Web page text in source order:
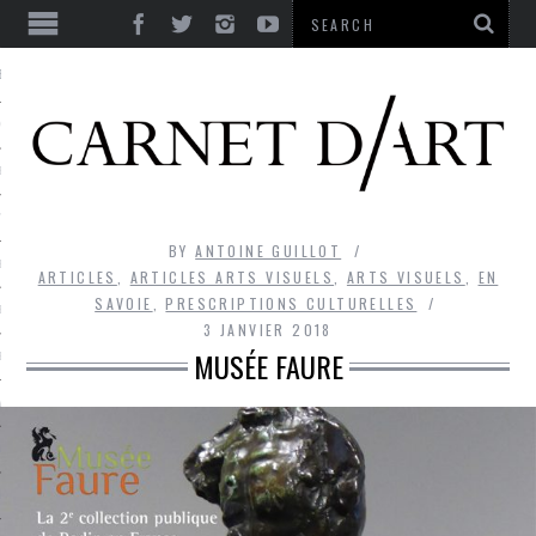
ULTIME
RIRE
LIBERTÉ
BEAUTÉ
FOLIE
BYANTOINE GUILLOT
ARTICLES
ARTICLES ARTS VISUELS ARTS VISUELS
EN
SAVOIE
,PRESCRIPTIONS CULTURELLES
3 JANVIER 2018
MUSÉE FAURE